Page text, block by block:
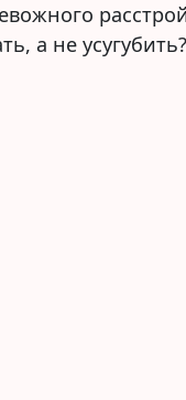
а не усугубить?